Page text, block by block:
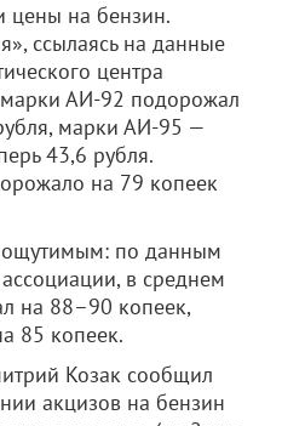
цены на бензин.
ссылаясь на данные
центра
марки АИ-92 подорожал
марки АИ-95 —
43,6 рубля.
на 79 копеек
ощутимым: по данным
в среднем
на 88–90 копеек,
85 копеек.
Козак сообщил
акцизов на бензин